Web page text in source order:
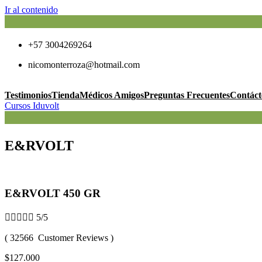
Ir al contenido
+57 3004269264
nicomonterroza@hotmail.com
TestimoniosTiendaMédicos AmigosPreguntas Frecuentes
Cursos Iduvolt
E&RVOLT
E&RVOLT 450 GR
     5/5
( 32566 Customer Reviews )
$127.000